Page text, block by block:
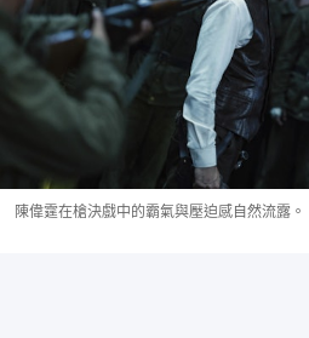
陳偉霆在槍決戲中的霸氣與壓迫感自然流露。